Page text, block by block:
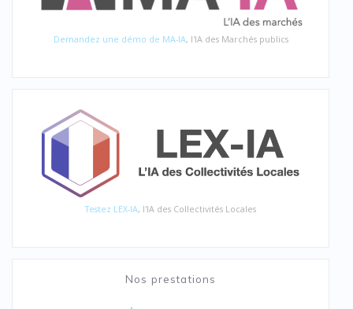
Demandez une démo de MA-IA, l'IA des Marchés publics
Testez LEX-IA, l'IA des Collectivités Locales
Nos prestations